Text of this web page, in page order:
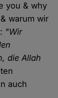
you & why
warum wir
"Wir
die Allah
auch